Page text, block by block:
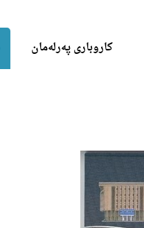
کاروباری پەرلەمان